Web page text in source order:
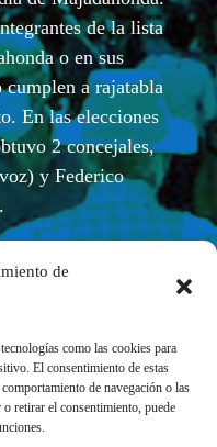
de
como las cookies para
El consentimiento de estas
de navegación o las
retirar el consentimiento, puede
de la lista
o en sus
a rajatabla
En las elecciones
2 concejales,
y Federico